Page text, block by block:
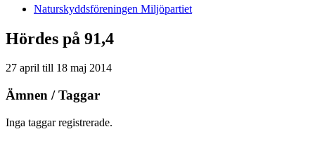
Naturskyddsföreningen Miljöpartiet
Hördes på 91,4
27 april till 18 maj 2014
Ämnen / Taggar
Inga taggar registrerade.